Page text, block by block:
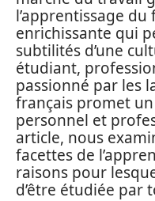
l’apprentissage
enrichissante qui
subtilités d’une
étudiant,
passionné par les
français promet
personnel et
article, nous
facettes de
raisons pour
d’être étudiée par